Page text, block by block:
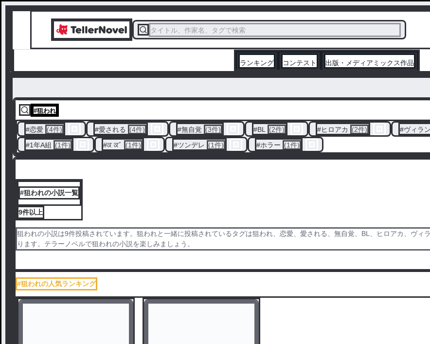
タイトル、作家名、タグで検索
ランキング コンテスト 出版・メディアミックス作品
#狙われ
#恋愛 (4件) #愛される (4件) #無自覚 (3件) #BL (2件) #ヒロアカ (2件) #ヴィラ
#1年A組 (1件) #ਕ ਕﾞ (1件) #ツンデレ (1件) #ホラー (1件)
#狙われの小説一覧
9件以上
狙われの小説は9件投稿されています。狙われと一緒に投稿されているタグは狙われ、恋愛、愛される、無自覚、BL、ヒロアカ、ヴ
ります。テラーノベルで狙われの小説を楽しみましょう。
#狙われの人気ランキング